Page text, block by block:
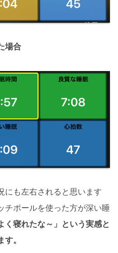
場合
にも左右されると思います
チポールを使った方が深い睡
く寝れたな～」という実感と
。